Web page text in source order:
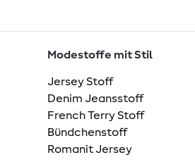
Modestoffe mit Stil
Jersey Stoff
Denim Jeansstoff
French Terry Stoff
Bündchenstoff
Romanit Jersey